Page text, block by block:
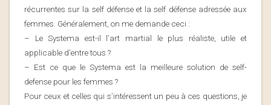
récurrentes sur la self défense et la self défense adressée aux
femmes. Généralement, on me demande ceci :
– Le Systema est-il l’art martial le plus réaliste, utile et
applicable d’entre tous ?
– Est ce que le Systema est la meilleure solution de self-
defense pour les femmes ?
Pour ceux et celles qui s’intéressent un peu à ces questions, je